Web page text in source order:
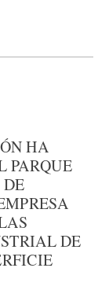
HA
PARQUE
DE